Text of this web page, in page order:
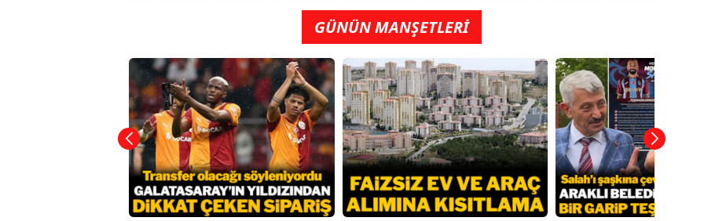
GÜNÜN MANŞETLERİ